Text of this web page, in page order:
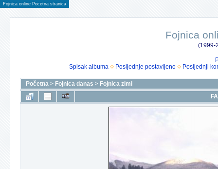
Fojnica online Pocetna stranica
Fojnica
(1999-
Spisak albuma
Posljednje postavljeno Posljednji
Početna > Fojnica danas > Fojnica zimi